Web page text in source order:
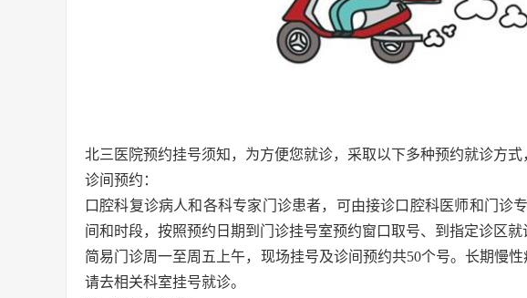
北三医院预约挂号须知，为方便您就诊，采取以下多种预约就诊方式
诊间预约：
口腔科复诊病人和各科专家门诊患者，可由接诊口腔科医师和门诊
间和时段，按照预约日期到门诊挂号室预约窗口取号、到指定诊区就
简易门诊周一至周五上午，现场挂号及诊间预约共50个号。长期慢
请去相关科室挂号就诊。